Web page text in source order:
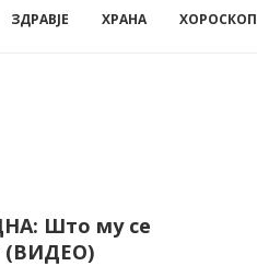
ЗДРАВЈЕ ХРАНА ХОРОСКОП
Што му се
(ВИДЕО)